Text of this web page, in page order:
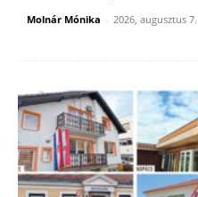
Molnár Mónika - 2026, augusztus 7.